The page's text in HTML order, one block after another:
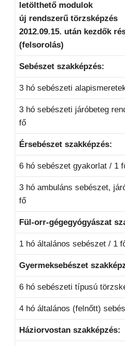
letölthető modulok
új rendszerű törzsképzés
2012.09.15. után kezdők
(felsorolás)
Sebészet szakképzés:
3 hó sebészeti
3 hó sebészeti járóbeteg
fő
Érsebészet szakképzés:
6 hó sebészet gyakorlat / 1
3 hó ambuláns sebészet,
fő
Fül-orr-gégegyógyászat
1 hó általános sebészet / 1
Gyermeksebészet
6 hó sebészeti típusú
4 hó általános (felnőtt)
Háziorvostan szakképzés: